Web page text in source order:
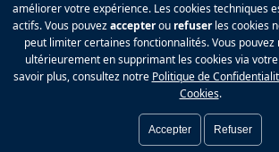
2026 VALPINA® Tous droits
Politique de confidentialité|
Contact
Préférences cookies|
améliorer votre expérience. Les cookies techniques
actifs. Vous pouvezaccepterou refuserles cookies
peut limiter certaines fonctionnalités. Vous
ultérieurement en supprimant les cookies via
savoir plus, consultez notre Politique de
Cookies.
Accepter Refuser